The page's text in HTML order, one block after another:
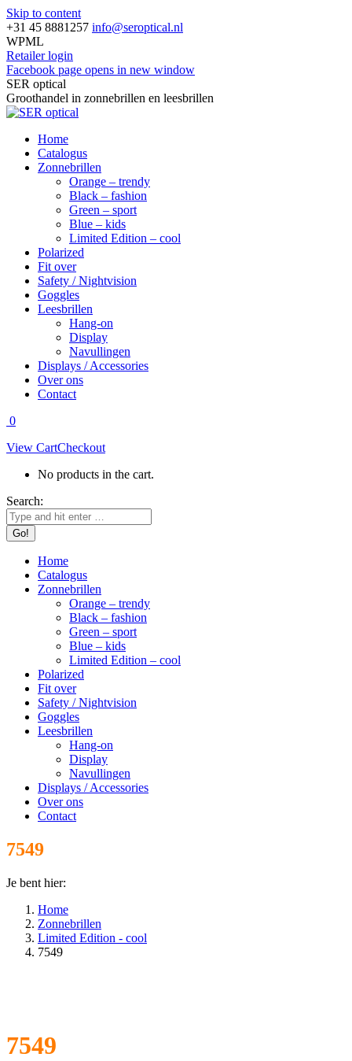
Skip to content
+31 45 8881257 info@seroptical.nl
WPML
Retailer login
Facebook page opens in new window
SER optical
Groothandel in zonnebrillen en leesbrillen
Home
Catalogus
Zonnebrillen
Orange – trendy
Black – fashion
Green – sport
Blue – kids
Limited Edition – cool
Polarized
Fit over
Safety / Nightvision
Goggles
Leesbrillen
Hang-on
Display
Navullingen
Displays / Accessories
Over ons
Contact
0
View CartCheckout
No products in the cart.
Search:
Home
Catalogus
Zonnebrillen
Orange – trendy
Black – fashion
Green – sport
Blue – kids
Limited Edition – cool
Polarized
Fit over
Safety / Nightvision
Goggles
Leesbrillen
Hang-on
Display
Navullingen
Displays / Accessories
Over ons
Contact
7549
Je bent hier:
Home
Zonnebrillen
Limited Edition - cool
7549
7549